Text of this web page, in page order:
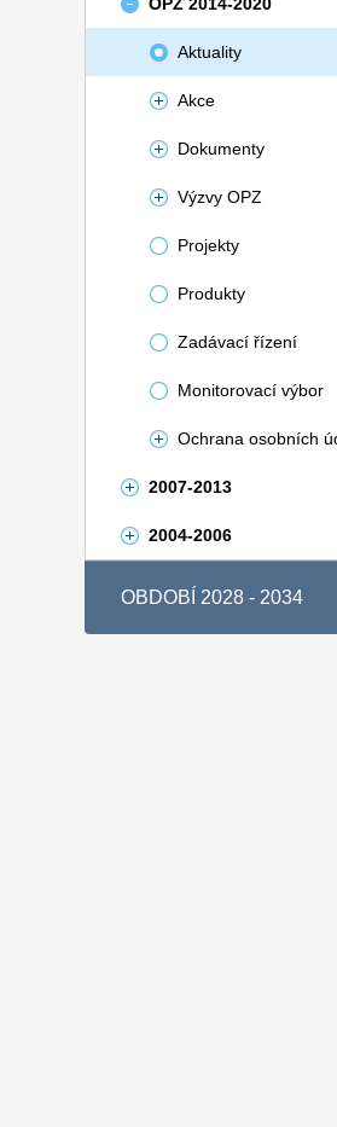
Aktuality
Akce
Dokumenty
Výzvy OPZ
Projekty
Produkty
Zadávací řízení
Monitorovací výbor
Ochrana osobních
2007-2013
2004-2006
OBDOBÍ 2028 - 2034